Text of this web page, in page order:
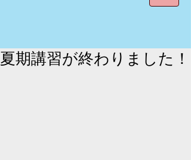
夏期講習が終わりました！